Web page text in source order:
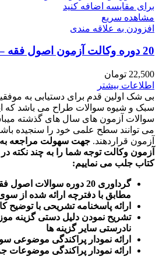
برای مقایسه اضافه کنید
مشاهده سریع
افزودن به علاقه مندی
20 دوره وکالت آزمون اصول فقه – چتردانش
22,500 تومان
اطلاعات بیشتر
بی شک اولین قدم برای دستیابی به
سبک و شیوه سوالات طراح می باشد که
سوالات آزمون های سال های گذشته
می توانند سطح علمی خود را سنجیده
آزمون قراردهند.
آزمون وکالت توجه شما را به چند نکته
کتاب جلب می نماییم:
مطابق با دفترچه ارائه شده از
ارائه پاسخنامه تشریحی با توضیح
تشریح نمودن دلیل دستی گزینه
نادرستی سایر گزینه ها
ارائه نمودار پراکندگی موضوعی
رائه نمودار پراکندگی موضوعات